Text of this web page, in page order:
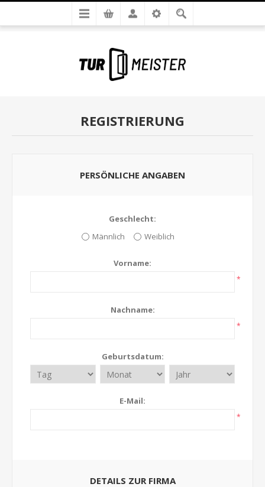
REGISTRIERUNG
PERSÖNLICHE ANGABEN
Geschlecht:
Männlich
Weiblich
Vorname:
*
Nachname:
*
Geburtsdatum:
E-Mail:
*
DETAILS ZUR FIRMA